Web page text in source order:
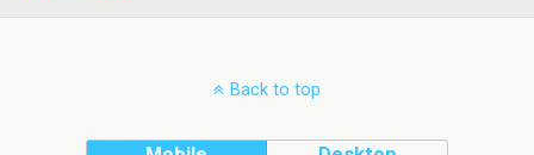
Back to top